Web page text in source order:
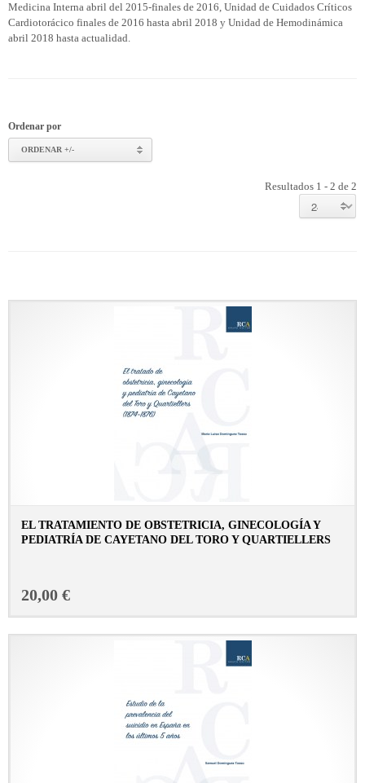
Medicina Interna abril del 2015-finales de 2016, Unidad de Cuidados Críticos
Cardiotorácico finales de 2016 hasta abril 2018 y Unidad de Hemodinámica
abril 2018 hasta actualidad.
Ordenar por
ORDENAR +/-
Resultados 1 - 2 de 2
EL TRATAMIENTO DE OBSTETRICIA, GINECOLOGÍA Y
PEDIATRÍA DE CAYETANO DEL TORO Y QUARTIELLERS
20,00 €